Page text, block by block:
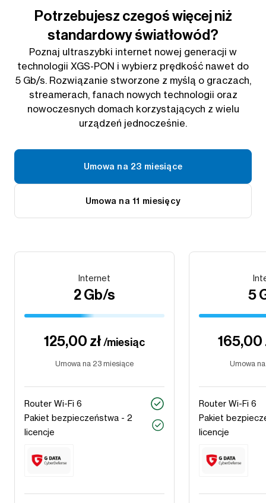
Potrzebujesz czegoś więcej niż
standardowy światłowód?
Poznaj ultraszybki internet nowej generacji w
technologii XGS-PON i wybierz prędkość nawet do
5 Gb/s. Rozwiązanie stworzone z myślą o graczach,
streamerach, fanach nowych technologii oraz
nowoczesnych domach korzystających z wielu
urządzeń jednocześnie.
Umowa na 23 miesiące
Umowa na 11 miesięcy
Internet
2 Gb/s
125,00 zł/miesiąc
Umowa na 23 miesiące
Router Wi-Fi 6
Pakiet bezpieczeństwa - 2
licencje
5
165,00
Umowa
Router Wi-Fi 6
Pakiet
licencje